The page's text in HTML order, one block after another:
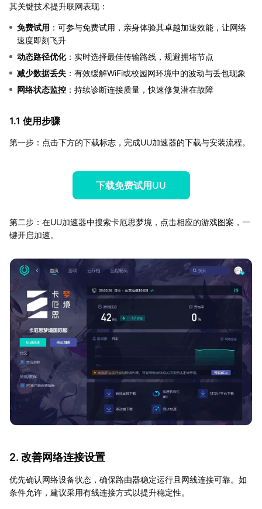
其关键技术提升联网表现：
免费试用 ：可参与免费试用，亲身体验其卓越加速效能，让网络
速度即刻飞升
动态路径优化：实时选择最佳传输路线，规避拥堵节点
减少数据丢失 ：有效缓解WiFi或校园网环境中的波动与丢包现象
网络状态监控 ：持续诊断连接质量，快速修复潜在故障
1.1 使用步骤
第一步：点击下方的下载标志，完成UU加速器的下载与安装流程。
下载免费试用UU
第二步：在UU加速器中搜索卡厄思梦境，点击相应的游戏图案，一
键开启加速。
2. 改善网络连接设置
优先确认网络设备状态，确保路由器稳定运行且网线连接可靠。如
条件允许，建议采用有线连接方式以提升稳定性。